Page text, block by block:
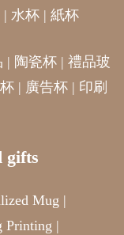
| 水杯 | 紙杯
| 陶瓷杯 | 禮品玻
| 廣告杯 | 印刷
gifts
Mug |
Printing |